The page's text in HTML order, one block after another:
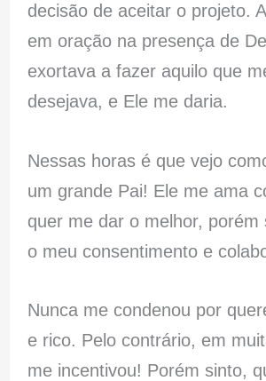
decisão de aceitar o projeto.
em oração na presença de
exortava a fazer aquilo que
desejava, e Ele me daria.
Nessas horas é que vejo
um grande Pai! Ele me ama
quer me dar o melhor, porém
o meu consentimento e
Nunca me condenou por
e rico. Pelo contrário, em
me incentivou! Porém sinto,